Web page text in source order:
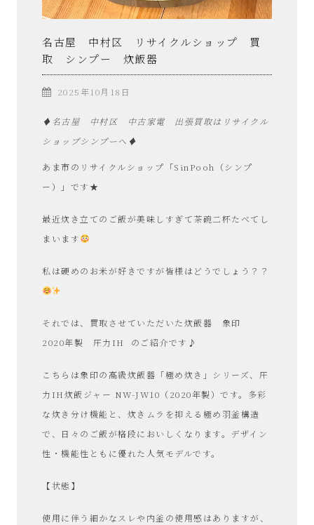
名古屋 中村区 リサイクルショップ 買
取 シンプー 炊飯器
2025年10月18日
♦️名古屋 中村区 中古家電 出張買取はリサイクル
ショップシンプーへ♦️
あま市のリサイクルショップ「SinPooh（シンプ
ー）」です★
最近炊き立てのご飯が美味しすぎて茶碗二杯たべてし
まいます
私は硬めのお米が好きですが皆様はどうでしょう？？
それでは、買取させていただいた炊飯器 象印
2020年製 圧力IH
のご紹介です♪
こちらは象印の高級炊飯器「極め炊き」シリーズ、圧
力IH炊飯ジャー NW-JW10（2020年製）です。多彩
な炊き分け機能と、炊きムラを抑える極め羽釜構造
で、日々のご飯が格段においしくなります。デザイン
性・機能性ともに優れた人気モデルです。
【状態】
使用に伴う細かなスレや内釜の使用感はありますが、